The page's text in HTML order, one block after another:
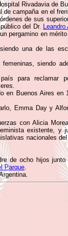
Rivadavia de
de campaña en el
de sus
del Dr. Leandro
pergamino en
una de las
siendo
para reclamar
en Buenos Aires en
Emma Day y
con Alicia
existente, y
nacionales
de ocho hijos
Parque.